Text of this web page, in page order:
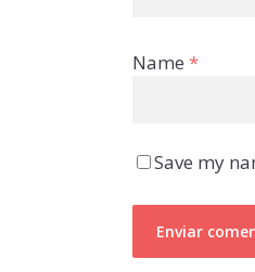
Name *
Save my